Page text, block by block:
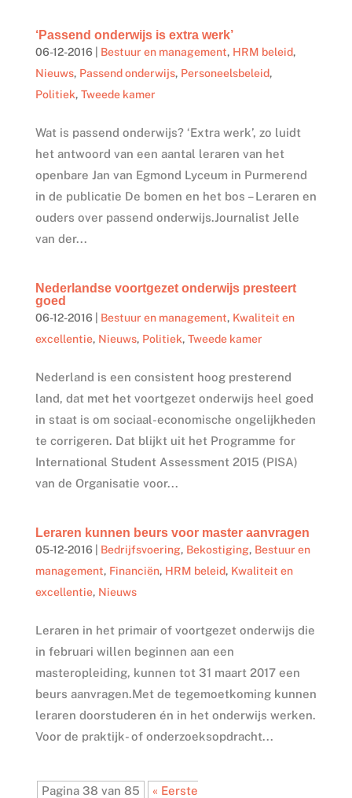
‘Passend onderwijs is extra werk’
06-12-2016| Bestuur en management, HRM beleid,
Nieuws, Passend onderwijs, Personeelsbeleid,
Politiek, Tweede kamer
Wat is passend onderwijs? ‘Extra werk’, zo luidt
het antwoord van een aantal leraren van het
openbare Jan van Egmond Lyceum in Purmerend
in de publicatie De bomen en het bos – Leraren en
ouders over passend onderwijs.Journalist Jelle
van der...
Nederlandse voortgezet onderwijs presteert
goed
06-12-2016| Bestuur en management, Kwaliteit en
excellentie, Nieuws, Politiek, Tweede kamer
Nederland is een consistent hoog presterend
land, dat met het voortgezet onderwijs heel goed
in staat is om sociaal-economische ongelijkheden
te corrigeren. Dat blijkt uit het Programme for
International Student Assessment 2015 (PISA)
van de Organisatie voor...
Leraren kunnen beurs voor master aanvragen
05-12-2016| Bedrijfsvoering, Bekostiging, Bestuur en
management, Financiën, HRM beleid, Kwaliteit en
excellentie, Nieuws
Leraren in het primair of voortgezet onderwijs die
in februari willen beginnen aan een
masteropleiding, kunnen tot 31 maart 2017 een
beurs aanvragen.Met de tegemoetkoming kunnen
leraren doorstuderen én in het onderwijs werken.
Voor de praktijk- of onderzoeksopdracht...
Pagina 38 van 85
« Eerste